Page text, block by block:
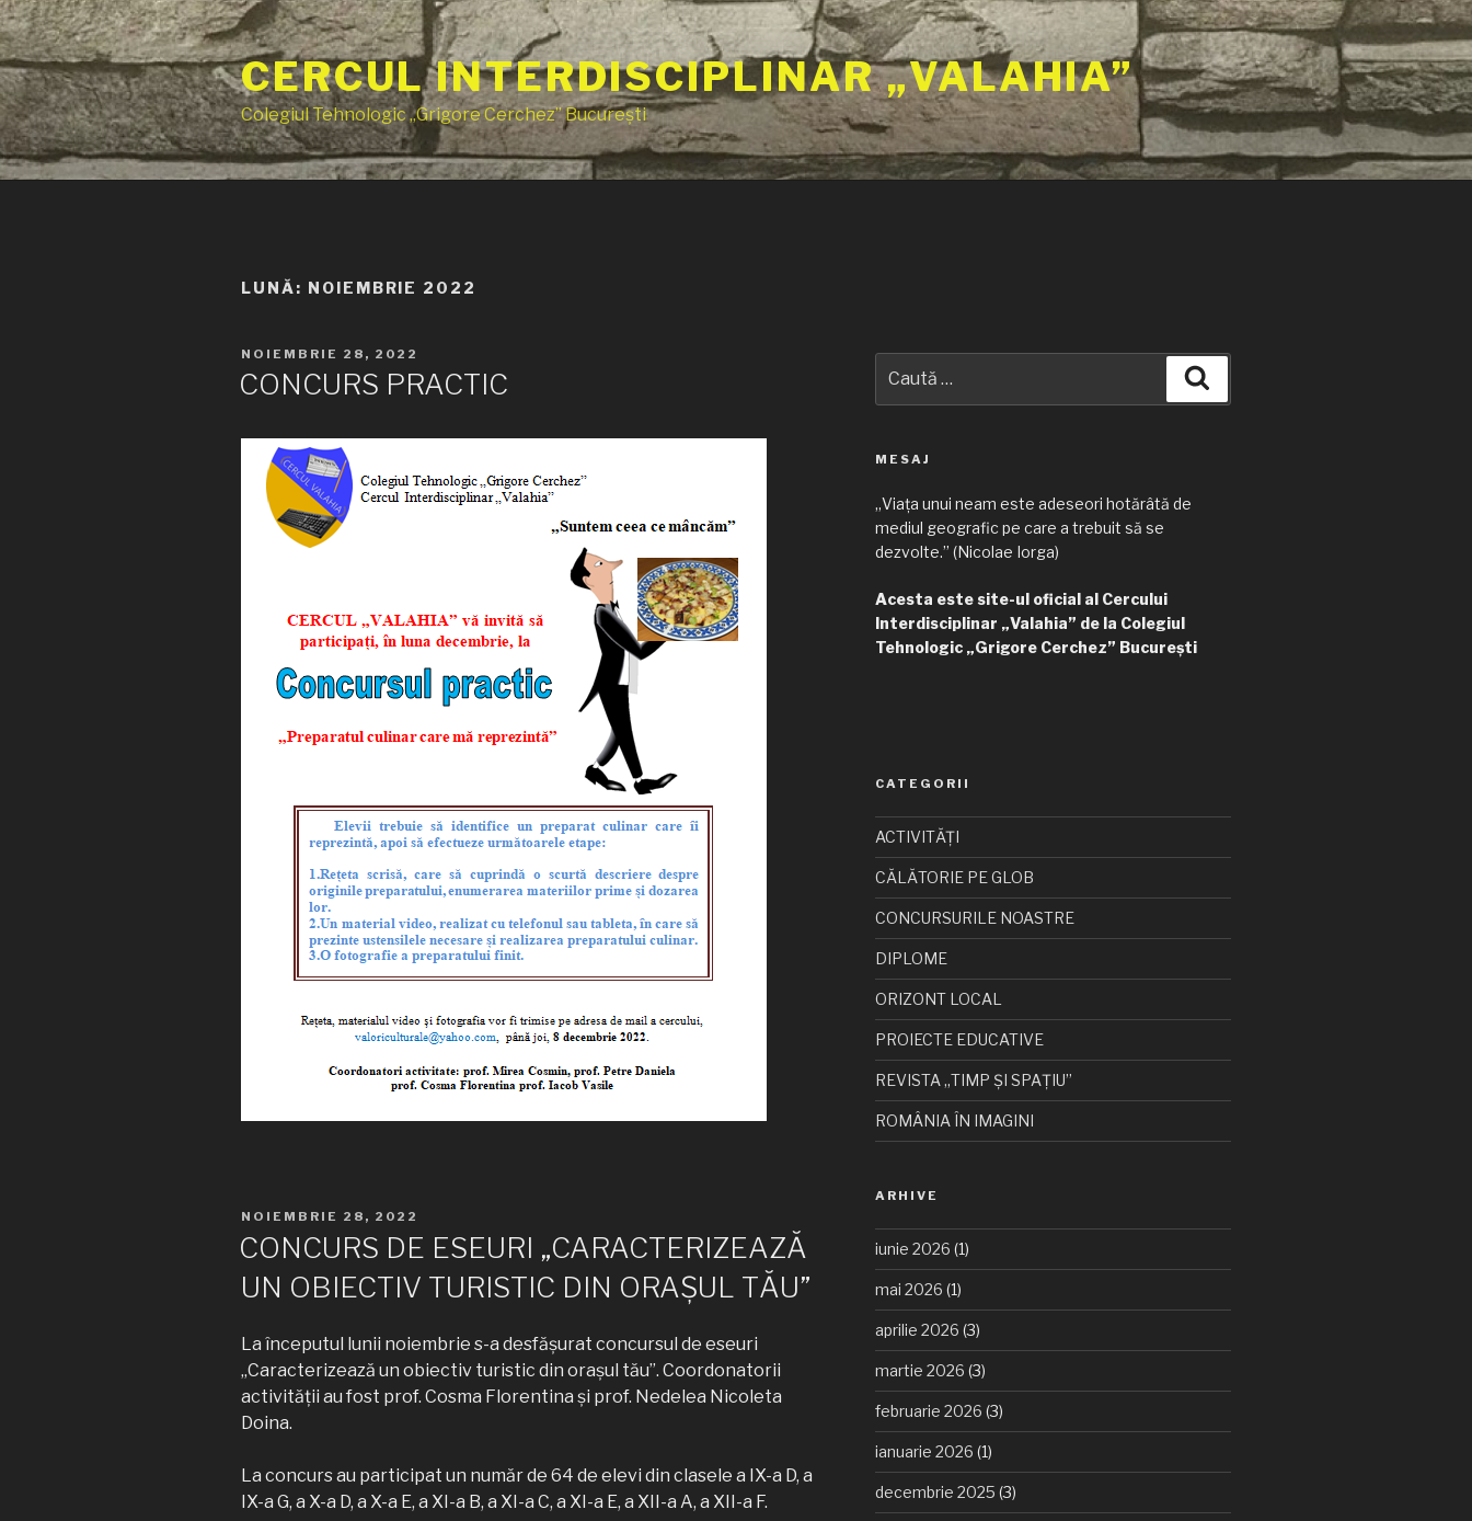
Sari
la
conținut
CERCUL INTERDISCIPLINAR „VALAHIA”
Colegiul Tehnologic „Grigore Cerchez” București
LUNĂ: NOIEMBRIE 2022
PUBLICAT
PE
NOIEMBRIE 28, 2022
CONCURS PRACTIC
PUBLICAT
NOIEMBRIE 28, 2022
CONCURS DE ESEURI „CARACTERIZEAZĂ
UN OBIECTIV TURISTIC DIN ORAȘUL TĂU”
La începutul lunii noiembrie s-a desfășurat concursul de eseuri
„Caracterizează un obiectiv turistic din orașul tău”. Coordonatorii
activității au fost prof. Cosma Florentina și prof. Nedelea Nicoleta
Doina.
La concurs au participat un număr de 64 de elevi din clasele a IX-a D, a
IX-a G, a X-a D, a X-a E, a XI-a B, a XI-a C, a XI-a E, a XII-a A, a XII-a F.
după:
MESAJ
„Viața unui neam este adeseori hotărâtă de
mediul geografic pe care a trebuit să se
dezvolte.” (Nicolae Iorga)
Acesta este site-ul oficial al Cercului
Interdisciplinar „Valahia” de la Colegiul
Tehnologic „Grigore Cerchez” București
CATEGORII
ACTIVITĂȚI
CĂLĂTORIE PE GLOB
CONCURSURILE NOASTRE
DIPLOME
ORIZONT LOCAL
PROIECTE EDUCATIVE
REVISTA „TIMP ȘI SPAȚIU”
ROMÂNIA ÎN IMAGINI
ARHIVE
iunie 2026 (1)
mai 2026 (1)
aprilie 2026 (3)
martie 2026 (3)
februarie 2026 (3)
ianuarie 2026 (1)
decembrie 2025 (3)